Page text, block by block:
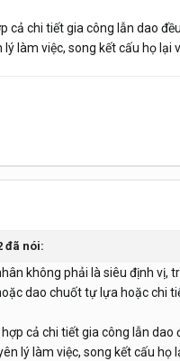
cả chi tiết gia công lẫn dao
làm việc, song kết cấu họ lại
đã nói:
không phải là siêu định
dao chuốt tự lựa hoặc
cả chi tiết gia công lẫn
lý làm việc, song kết cấu